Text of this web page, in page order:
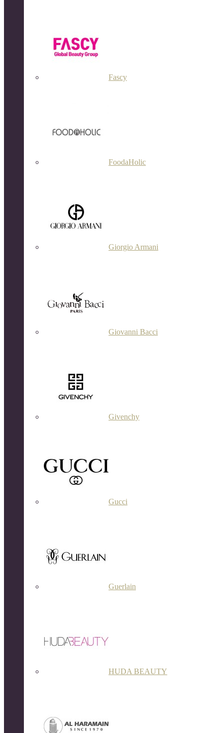
Fascy
FoodaHolic
Giorgio Armani
Giovanni Bacci
Givenchy
Gucci
Guerlain
HUDA BEAUTY